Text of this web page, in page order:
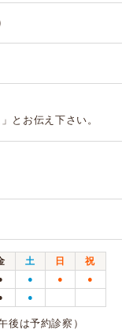
とお伝え下さい。
土 日
祝
● ● ●
●
は予約診察）